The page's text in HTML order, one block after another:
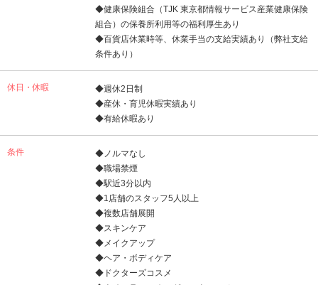
◆健康保険組合（TJK 東京都情報サービス産業健康保険
組合）の保養所利用等の福利厚生あり
◆百貨店休業時等、休業手当の支給実績あり（弊社支給
条件あり）
休日・休暇
◆週休2日制
◆産休・育児休暇実績あり
◆有給休暇あり
条件
◆ノルマなし
◆職場禁煙
◆駅近3分以内
◆1店舗のスタッフ5人以上
◆複数店舗展開
◆スキンケア
◆メイクアップ
◆ヘア・ボディケア
◆ドクターズコスメ